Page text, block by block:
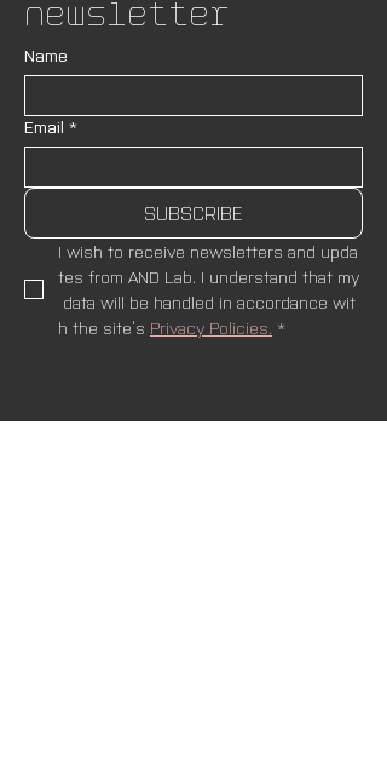
Newsletter
Name
Email *
SUBSCRIBE
I wish to receive newsletters and upda
tes from AND Lab. I understand that my
data will be handled in accordance wit
h the site’s Privacy Policies. *